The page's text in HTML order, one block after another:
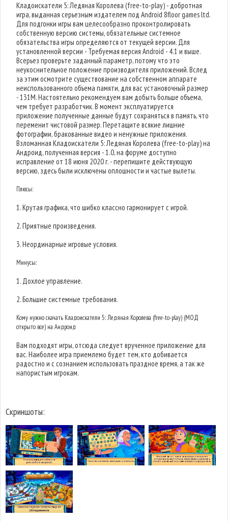
Кладоискатели 5: Ледяная Королева (free-to-play) - добротная
игра, выданная серьезным издателем под Android 8floor games ltd.
Для подгонки игры вам целесообразно проконтролировать
собственную версию системы, обязательные системное
обязательства игры определяются от текущей версии. Для
установленной версии - Требуемая версия Android - 4.1 и выше.
Всерьез проверьте заданный параметр, потому что это
неукоснительное положение производителя приложений. Вслед
за этим осмотрите существование на собственном аппарате
неиспользованного объема памяти, для вас установочный размер
- 131M. Настоятельно рекомендуем вам добыть больше объема,
чем требует разработчик. В момент эксплуатируется
приложение полученные данные будут сохраняться в память, что
переменит чистовой размер. Перетащите всякие лишние
фотографии, бракованные видео и ненужные приложения.
Взломанная Кладоискатели 5: Ледяная Королева (free-to-play) на
Андроид, полученная версия - 1.0, на форуме доступно
исправление от 18 июня 2020 г. - перепишите действующую
версию, здесь были исключены оплошности и частые вылеты.
Плюсы:
1. Крутая графика, что шибко классно гармонирует с игрой.
2. Приятные произведения.
3. Неординарные игровые условия.
Минусы:
1. Дохлое управление.
2. Большие системные требования.
Кому нужно скачать Кладоискатели 5: Ледяная Королева (free-to-play) (МОД
открыто все) на Андроид
Вам подходят игры, отсюда следует врученное приложение для
вас. Наиболее игра приемлемо будет тем, кто добивается
радостно и с сознанием использовать праздное время, а так же
напористым игрокам.
Скриншоты: